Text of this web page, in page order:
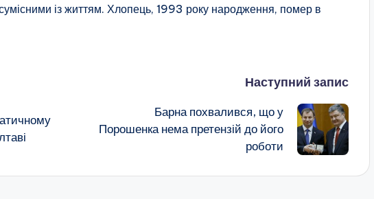
із життям. Хлопець, 1993 року народження, помер в
Наступний запис
Барна похвалився, що у
Порошенка нема претензій до його
роботи